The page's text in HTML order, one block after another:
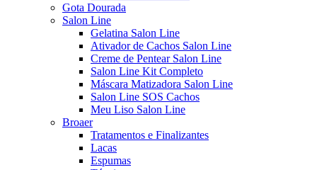
Gota Dourada
Salon Line
Gelatina Salon Line
Ativador de Cachos Salon Line
Creme de Pentear Salon Line
Salon Line Kit Completo
Máscara Matizadora Salon Line
Salon Line SOS Cachos
Meu Liso Salon Line
Broaer
Tratamentos e Finalizantes
Lacas
Espumas